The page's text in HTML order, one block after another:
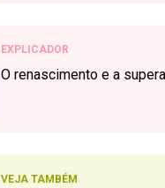
EXPLICADOR
O renascimento e a
VEJA TAMBÉM